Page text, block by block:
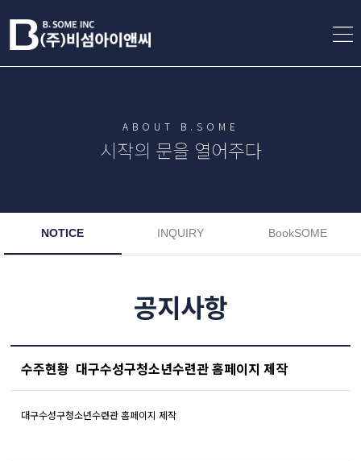
ABOUT B.SOME
시작의 문을 열어주다
NOTICE INQUIRY BookSOME
공지사항
수주현황 대구수성구청소년수련관 홈페이지 제작
대구수성구청소년수련관 홈페이지 제작